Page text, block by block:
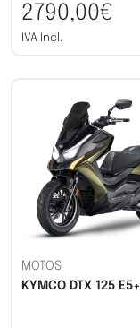
2790,00€
IVA Incl.
MOTOS
KYMCO DTX 125 E5+